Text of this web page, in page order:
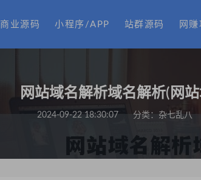
商业源码 小程序/APP 站群源码 网赚
网站域名解析域名解析(网
2024-09-22 18:30:07 分类： 杂七乱八